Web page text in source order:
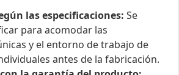
las especificaciones: Se
para acomodar las
y el entorno de trabajo de
antes de la fabricación.